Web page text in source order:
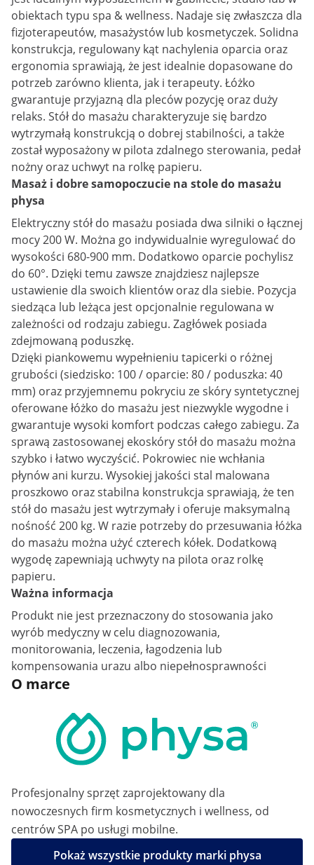
obiektach typu spa & wellness. Nadaje się zwłaszcza dla
fizjoterapeutów, masażystów lub kosmetyczek. Solidna
konstrukcja, regulowany kąt nachylenia oparcia oraz
ergonomia sprawiają, że jest idealnie dopasowane do
potrzeb zarówno klienta, jak i terapeuty. Łóżko
gwarantuje przyjazną dla pleców pozycję oraz duży
relaks. Stół do masażu charakteryzuje się bardzo
wytrzymałą konstrukcją o dobrej stabilności, a także
został wyposażony w pilota zdalnego sterowania, pedał
nożny oraz uchwyt na rolkę papieru.
Masaż i dobre samopoczucie na stole do masażu
physa
Elektryczny stół do masażu posiada dwa silniki o łącznej
mocy 200 W. Można go indywidualnie wyregulować do
wysokości 680-900 mm. Dodatkowo oparcie pochylisz
do 60°. Dzięki temu zawsze znajdziesz najlepsze
ustawienie dla swoich klientów oraz dla siebie. Pozycja
siedząca lub leżąca jest opcjonalnie regulowana w
zależności od rodzaju zabiegu. Zagłówek posiada
zdejmowaną poduszkę.
Dzięki piankowemu wypełnieniu tapicerki o różnej
grubości (siedzisko: 100 / oparcie: 80 / poduszka: 40
mm) oraz przyjemnemu pokryciu ze skóry syntetycznej
oferowane łóżko do masażu jest niezwykle wygodne i
gwarantuje wysoki komfort podczas całego zabiegu. Za
sprawą zastosowanej ekoskóry stół do masażu można
szybko i łatwo wyczyścić. Pokrowiec nie wchłania
płynów ani kurzu. Wysokiej jakości stal malowana
proszkowo oraz stabilna konstrukcja sprawiają, że ten
stół do masażu jest wytrzymały i oferuje maksymalną
nośność 200 kg. W razie potrzeby do przesuwania łóżka
do masażu można użyć czterech kółek. Dodatkową
wygodę zapewniają uchwyty na pilota oraz rolkę
papieru.
Ważna informacja
Produkt nie jest przeznaczony do stosowania jako
wyrób medyczny w celu diagnozowania,
monitorowania, leczenia, łagodzenia lub
kompensowania urazu albo niepełnosprawności
O marce
Profesjonalny sprzęt zaprojektowany dla
nowoczesnych firm kosmetycznych i wellness, od
centrów SPA po usługi mobilne.
Pokaż wszystkie produkty marki physa